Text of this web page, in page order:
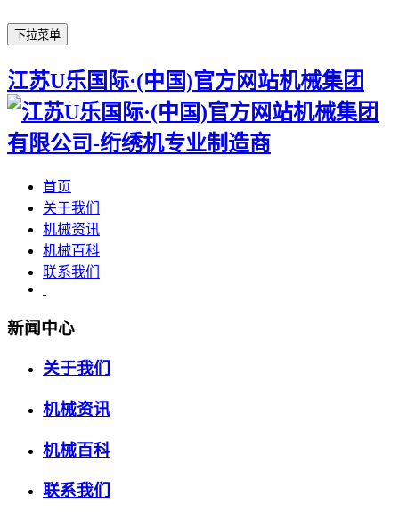
下拉菜单
江苏U乐国际·(中国)官方网站机械集团
首页
关于我们
机械资讯
机械百科
联系我们
新闻中心
关于我们
机械资讯
机械百科
联系我们